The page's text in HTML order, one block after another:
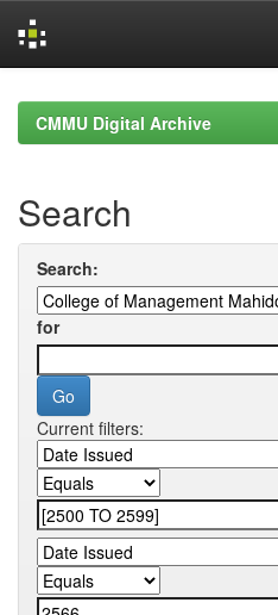
navigationCMMU Digital Archive
Search
Search:
for
Current filters: